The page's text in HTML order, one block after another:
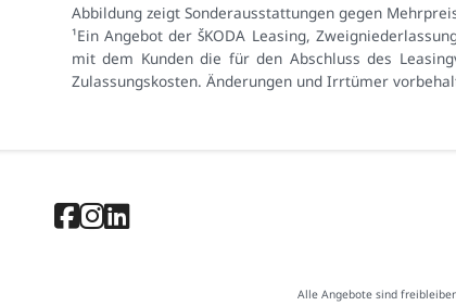
Abbildung zeigt Sonderausstattungen gegen
¹Ein Angebot der ŠKODA Leasing,
mit dem Kunden die für den Abschluss des
Zulassungskosten. Änderungen und Irrtümer
Alle Angebote sind